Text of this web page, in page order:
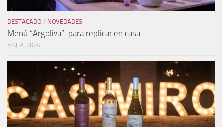
DESTACADO / NOVEDADES
Menú “Argoliva”: para replicar en casa
5 SEP, 2024